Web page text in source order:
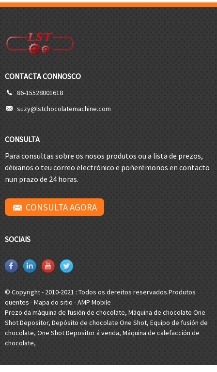
CONTACTA CONNOSCO
86-15528001618
suzy@lstchocolatemachine.com
CONSULTA
Para consultas sobre os nosos produtos ou a lista de prezos,
déixanos o teu correo electrónico e poñerémonos en contacto
nun prazo de 24 horas.
CONSULTA AGORA
SOCIAIS
© Copyright - 2010-2021 : Todos os dereitos reservados.Produtos
quentes -Mapa do sitio -AMP Mobile
Prezo da máquina de fusión de chocolate, Máquina de chocolate One
Shot Depositor, Depósito de chocolate One Shot, Equipo de fusión de
chocolate, One Shot Depositor á venda, Máquina de calefacción de
chocolate,